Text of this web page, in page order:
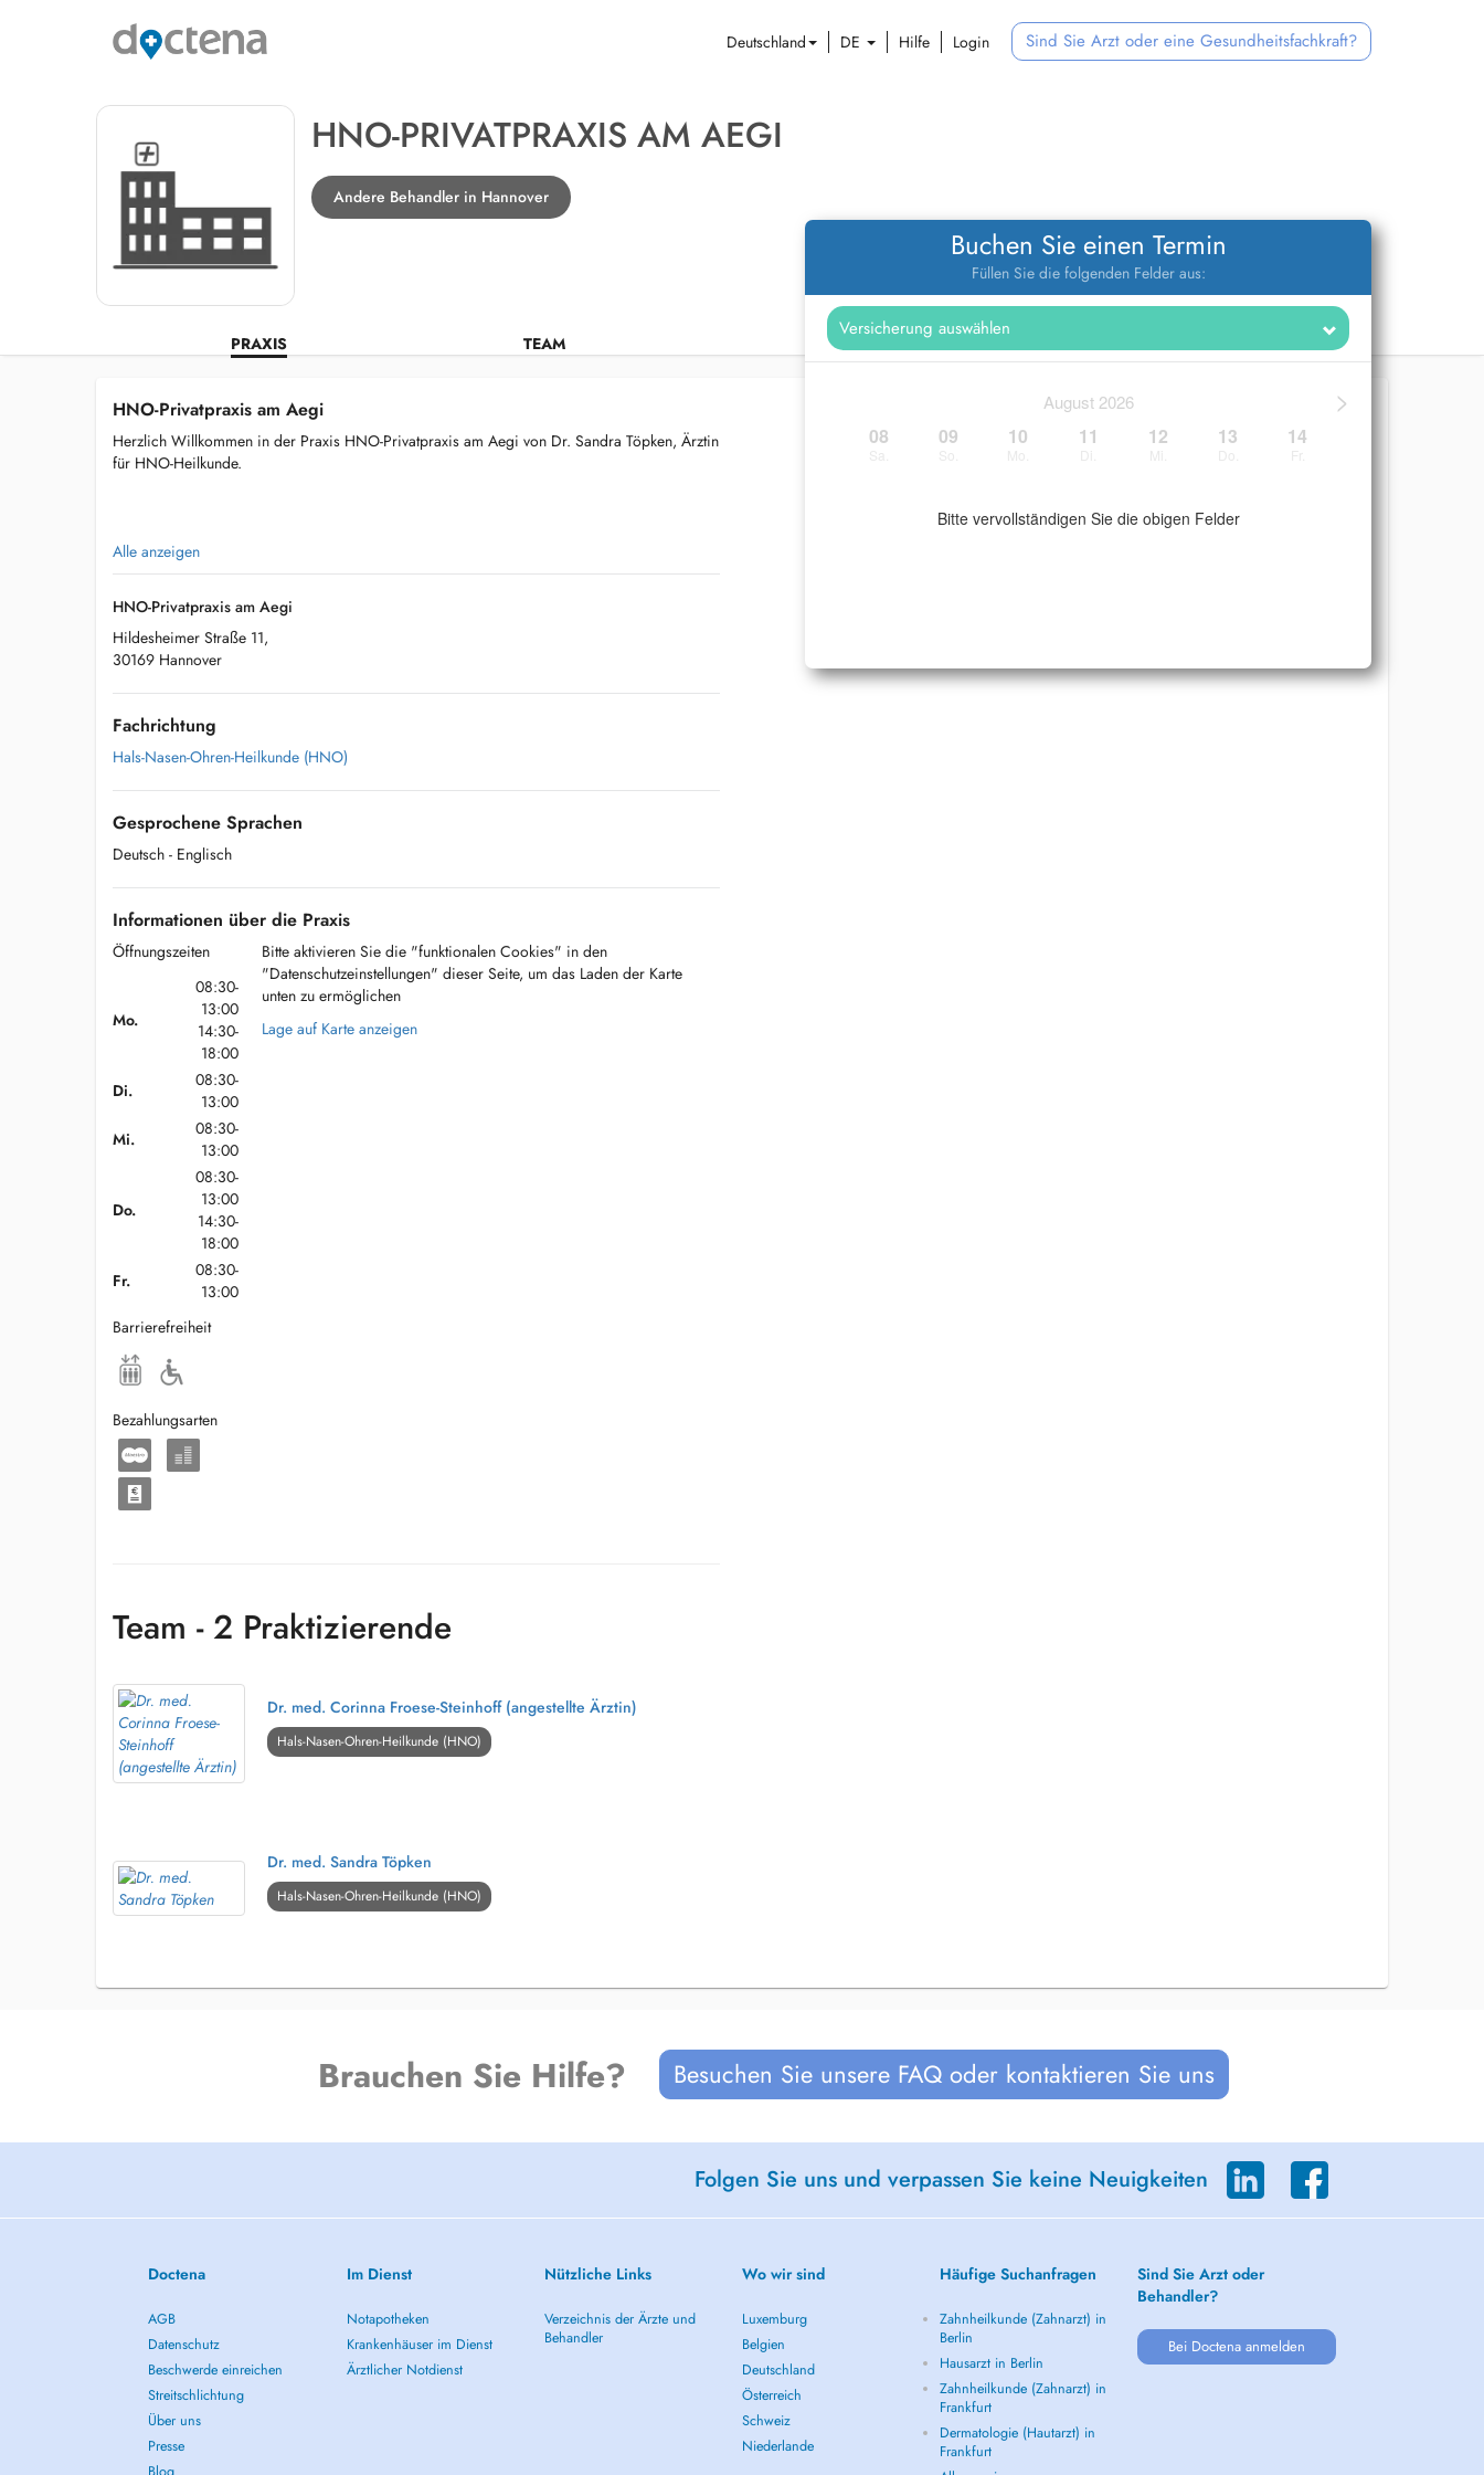
Deutschland DE Hilfe Login Sind Sie Arzt oder eine Gesundheitsfachkraft?
HNO-PRIVATPRAXIS AM AEGI
Andere Behandler in Hannover
PRAXIS TEAM
Buchen Sie einen Termin
Füllen Sie die folgenden Felder aus:
>
August 2026
08 09 10 11 12 13 14
Bitte vervollständigen Sie die obigen Felder
HNO-Privatpraxis am Aegi
Herzlich Willkommen in der Praxis HNO-Privatpraxis am Aegi von Dr. Sandra Töpken, Ärztin
für HNO-Heilkunde.
Alle anzeigen
HNO-Privatpraxis am Aegi
Hildesheimer Straße 11,
30169 Hannover
Fachrichtung
Hals-Nasen-Ohren-Heilkunde (HNO)
Gesprochene Sprachen
Deutsch - Englisch
Informationen über die Praxis
Öffnungszeiten
Mo.
08:30-
13:00
14:30-
18:00
Di.
08:30-
13:00
Mi.
08:30-
13:00
Do.
08:30-
13:00
14:30-
18:00
Fr.
08:30-
13:00
Barrierefreiheit
Bezahlungsarten
Bitte aktivieren Sie die "funktionalen Cookies" in den
"Datenschutzeinstellungen" dieser Seite, um das Laden der Karte
unten zu ermöglichen
Lage auf Karte anzeigen
Team - 2 Praktizierende
Dr. med. Corinna Froese-Steinhoff (angestellte Ärztin)
Hals-Nasen-Ohren-Heilkunde (HNO)
Dr. med. Sandra Töpken
Hals-Nasen-Ohren-Heilkunde (HNO)
Brauchen Sie Hilfe? Besuchen Sie unsere FAQ oder kontaktieren Sie uns
Folgen Sie uns und verpassen Sie keine Neuigkeiten
Doctena
AGB
Datenschutz
Beschwerde einreichen
Streitschlichtung
Über uns
Presse
Im Dienst
Notapotheken
Krankenhäuser im Dienst
Ärztlicher Notdienst
Nützliche Links
Verzeichnis der Ärzte und
Behandler
Wo wir sind
Luxemburg
Belgien
Deutschland
Österreich
Schweiz
Niederlande
Häufige Suchanfragen
Zahnheilkunde (Zahnarzt) in
Berlin
Hausarzt in Berlin
Zahnheilkunde (Zahnarzt) in
Frankfurt
Dermatologie (Hautarzt) in
Frankfurt
Sind Sie Arzt oder
Behandler?
Bei Doctena anmelden